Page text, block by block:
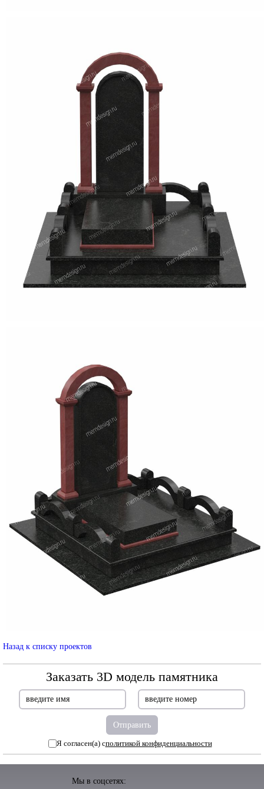
Назад к списку проектов
Заказать 3D модель памятника
Я согласен(а) сполитикой конфиденциальности
Мы в соцсетях: